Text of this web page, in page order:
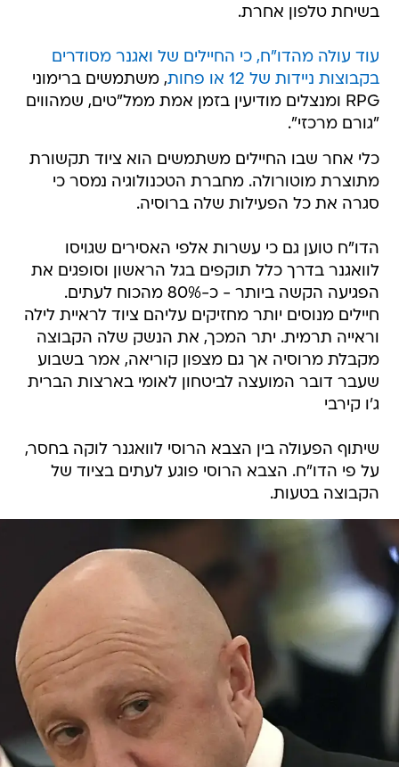
בשיחת טלפון אחרת.
עוד עולה מהדו"ח, כי החיילים של ואגנר מסודרים
בקבוצות ניידות של 12 או פחות
, משתמשים ברימוני
RPG ומנצלים מודיעין בזמן אמת ממל"טים, שמהווים
"גורם מרכזי".
כלי אחר שבו החיילים משתמשים הוא ציוד תקשורת
מתוצרת מוטורולה. מחברת הטכנולוגיה נמסר כי
סגרה את כל הפעילות שלה ברוסיה.
הדו"ח טוען גם כי עשרות אלפי האסירים שגויסו
לוואגנר בדרך כלל תוקפים בגל הראשון וסופגים את
הפגיעה הקשה ביותר - כ-80% מהכוח לעתים.
חיילים מנוסים יותר מחזיקים עליהם ציוד לראיית לילה
וראייה תרמית. יתר המכך, את הנשק שלה הקבוצה
מקבלת מרוסיה אך גם מצפון קוריאה, אמר בשבוע
שעבר דובר המועצה לביטחון לאומי בארצות הברית
ג'ו קירבי
שיתוף הפעולה בין הצבא הרוסי לוואגנר לוקה בחסר,
על פי הדו"ח. הצבא הרוסי פוגע לעתים בציוד של
הקבוצה בטעות.